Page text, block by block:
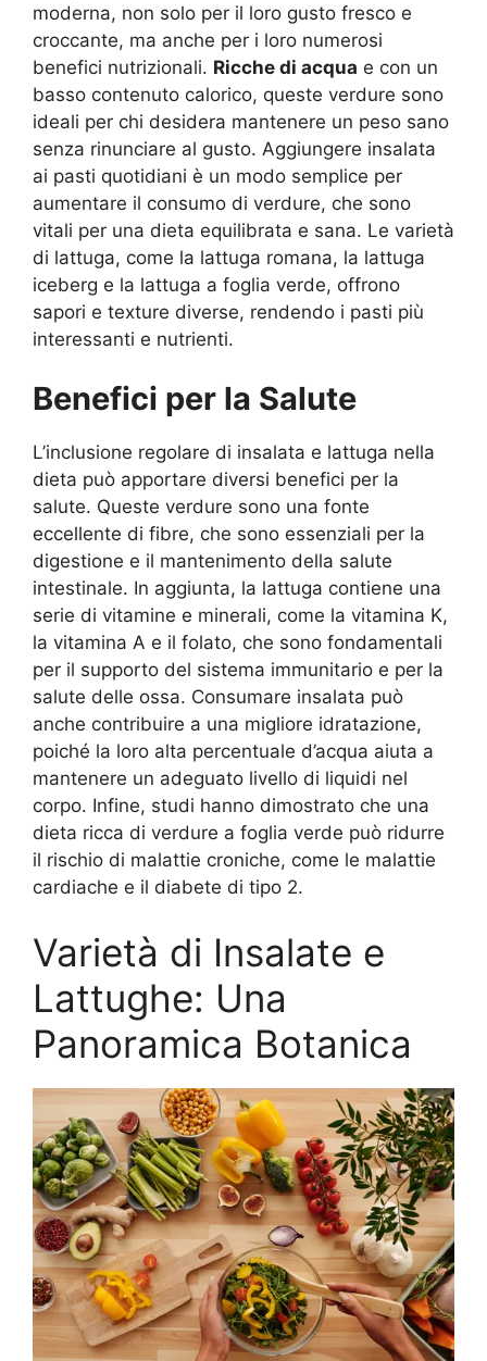
moderna, non solo per il loro gusto fresco e
croccante, ma anche per i loro numerosi
benefici nutrizionali. Ricche di acqua e con un
basso contenuto calorico, queste verdure sono
ideali per chi desidera mantenere un peso sano
senza rinunciare al gusto. Aggiungere insalata
ai pasti quotidiani è un modo semplice per
aumentare il consumo di verdure, che sono
vitali per una dieta equilibrata e sana. Le varietà
di lattuga, come la lattuga romana, la lattuga
iceberg e la lattuga a foglia verde, offrono
sapori e texture diverse, rendendo i pasti più
interessanti e nutrienti.
Benefici per la Salute
L’inclusione regolare di insalata e lattuga nella
dieta può apportare diversi benefici per la
salute. Queste verdure sono una fonte
eccellente di fibre, che sono essenziali per la
digestione e il mantenimento della salute
intestinale. In aggiunta, la lattuga contiene una
serie di vitamine e minerali, come la vitamina K,
la vitamina A e il folato, che sono fondamentali
per il supporto del sistema immunitario e per la
salute delle ossa. Consumare insalata può
anche contribuire a una migliore idratazione,
poiché la loro alta percentuale d’acqua aiuta a
mantenere un adeguato livello di liquidi nel
corpo. Infine, studi hanno dimostrato che una
dieta ricca di verdure a foglia verde può ridurre
il rischio di malattie croniche, come le malattie
cardiache e il diabete di tipo 2.
Varietà di Insalate e
Lattughe: Una
Panoramica Botanica